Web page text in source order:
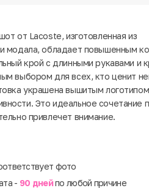
от Lacoste, изготовленная из
модала, обладает повышенным
крой с длинными рукавами и
выбором для всех, кто ценит
украшена вышитым
Это идеальное сочетание
привлечет внимание.
фото
- 90 днейпо любой причине